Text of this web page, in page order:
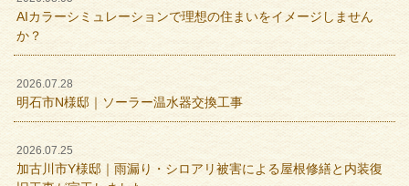
AIカラーシミュレーションで理想の住まいをイメージしません
か？
2026.07.28
明石市N様邸｜ソーラー温水器交換工事
2026.07.25
加古川市Y様邸｜雨漏り・シロアリ被害による屋根修繕と内装復